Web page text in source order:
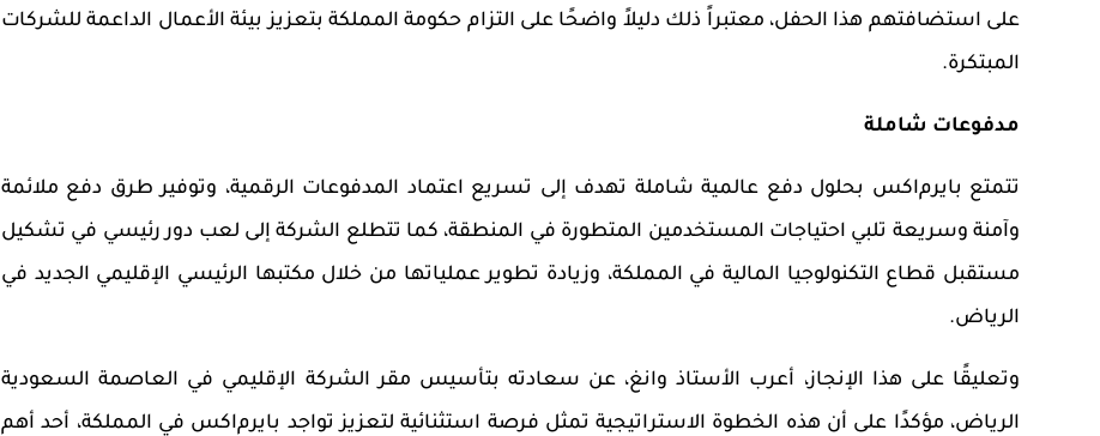
على استضافتهم هذا الحفل، معتبراً ذلك دليلاً واضحًا على التزام حكومة المملكة بتعزيز بيئة الأعمال الداعمة للشركات
المبتكرة.
مدفوعات شاملة
تتمتع بايرماكس بحلول دفع عالمية شاملة تهدف إلى تسريع اعتماد المدفوعات الرقمية، وتوفير طرق دفع ملائمة
وآمنة وسريعة تلبي احتياجات المستخدمين المتطورة في المنطقة، كما تتطلع الشركة إلى لعب دور رئيسي في تشكيل
مستقبل قطاع التكنولوجيا المالية في المملكة، وزيادة تطوير عملياتها من خلال مكتبها الرئيسي الإقليمي الجديد في
الرياض.
وتعليقًا على هذا الإنجاز، أعرب الأستاذ وانغ، عن سعادته بتأسيس مقر الشركة الإقليمي في العاصمة السعودية
الرياض، مؤكدًا على أن هذه الخطوة الاستراتيجية تمثل فرصة استثنائية لتعزيز تواجد بايرماكس في المملكة، أحد أهم